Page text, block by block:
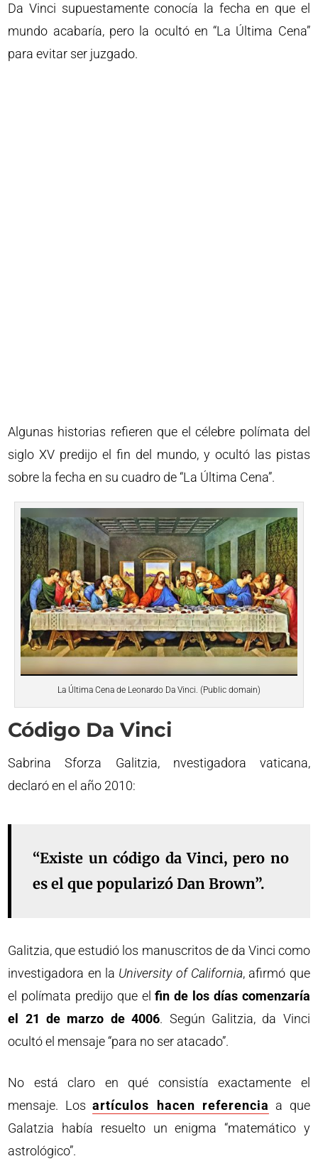
Da Vinci supuestamente conocía la fecha en que el
mundo acabaría, pero la ocultó en “La Última Cena”
para evitar ser juzgado.
Algunas historias refieren que el célebre polímata del
siglo XV predijo el fin del mundo, y ocultó las pistas
sobre la fecha en su cuadro de “La Última Cena”.
La Última Cena de Leonardo Da Vinci. (Public domain)
Código Da Vinci
Sabrina Sforza Galitzia, nvestigadora vaticana,
declaró en el año 2010:
“Existe un código da Vinci, pero no
es el que popularizó Dan Brown”.
Galitzia, que estudió los manuscritos de da Vinci como
investigadora en la University of California, afirmó que
el polímata predijo que elfin de los días comenzaría
el 21 de marzo de 4006. Según Galitzia, da Vinci
ocultó el mensaje “para no ser atacado”.
No está claro en qué consistía exactamente el
mensaje. Losartículos hacen referencia a que
Galatzia había resuelto un enigma “matemático y
astrológico”.